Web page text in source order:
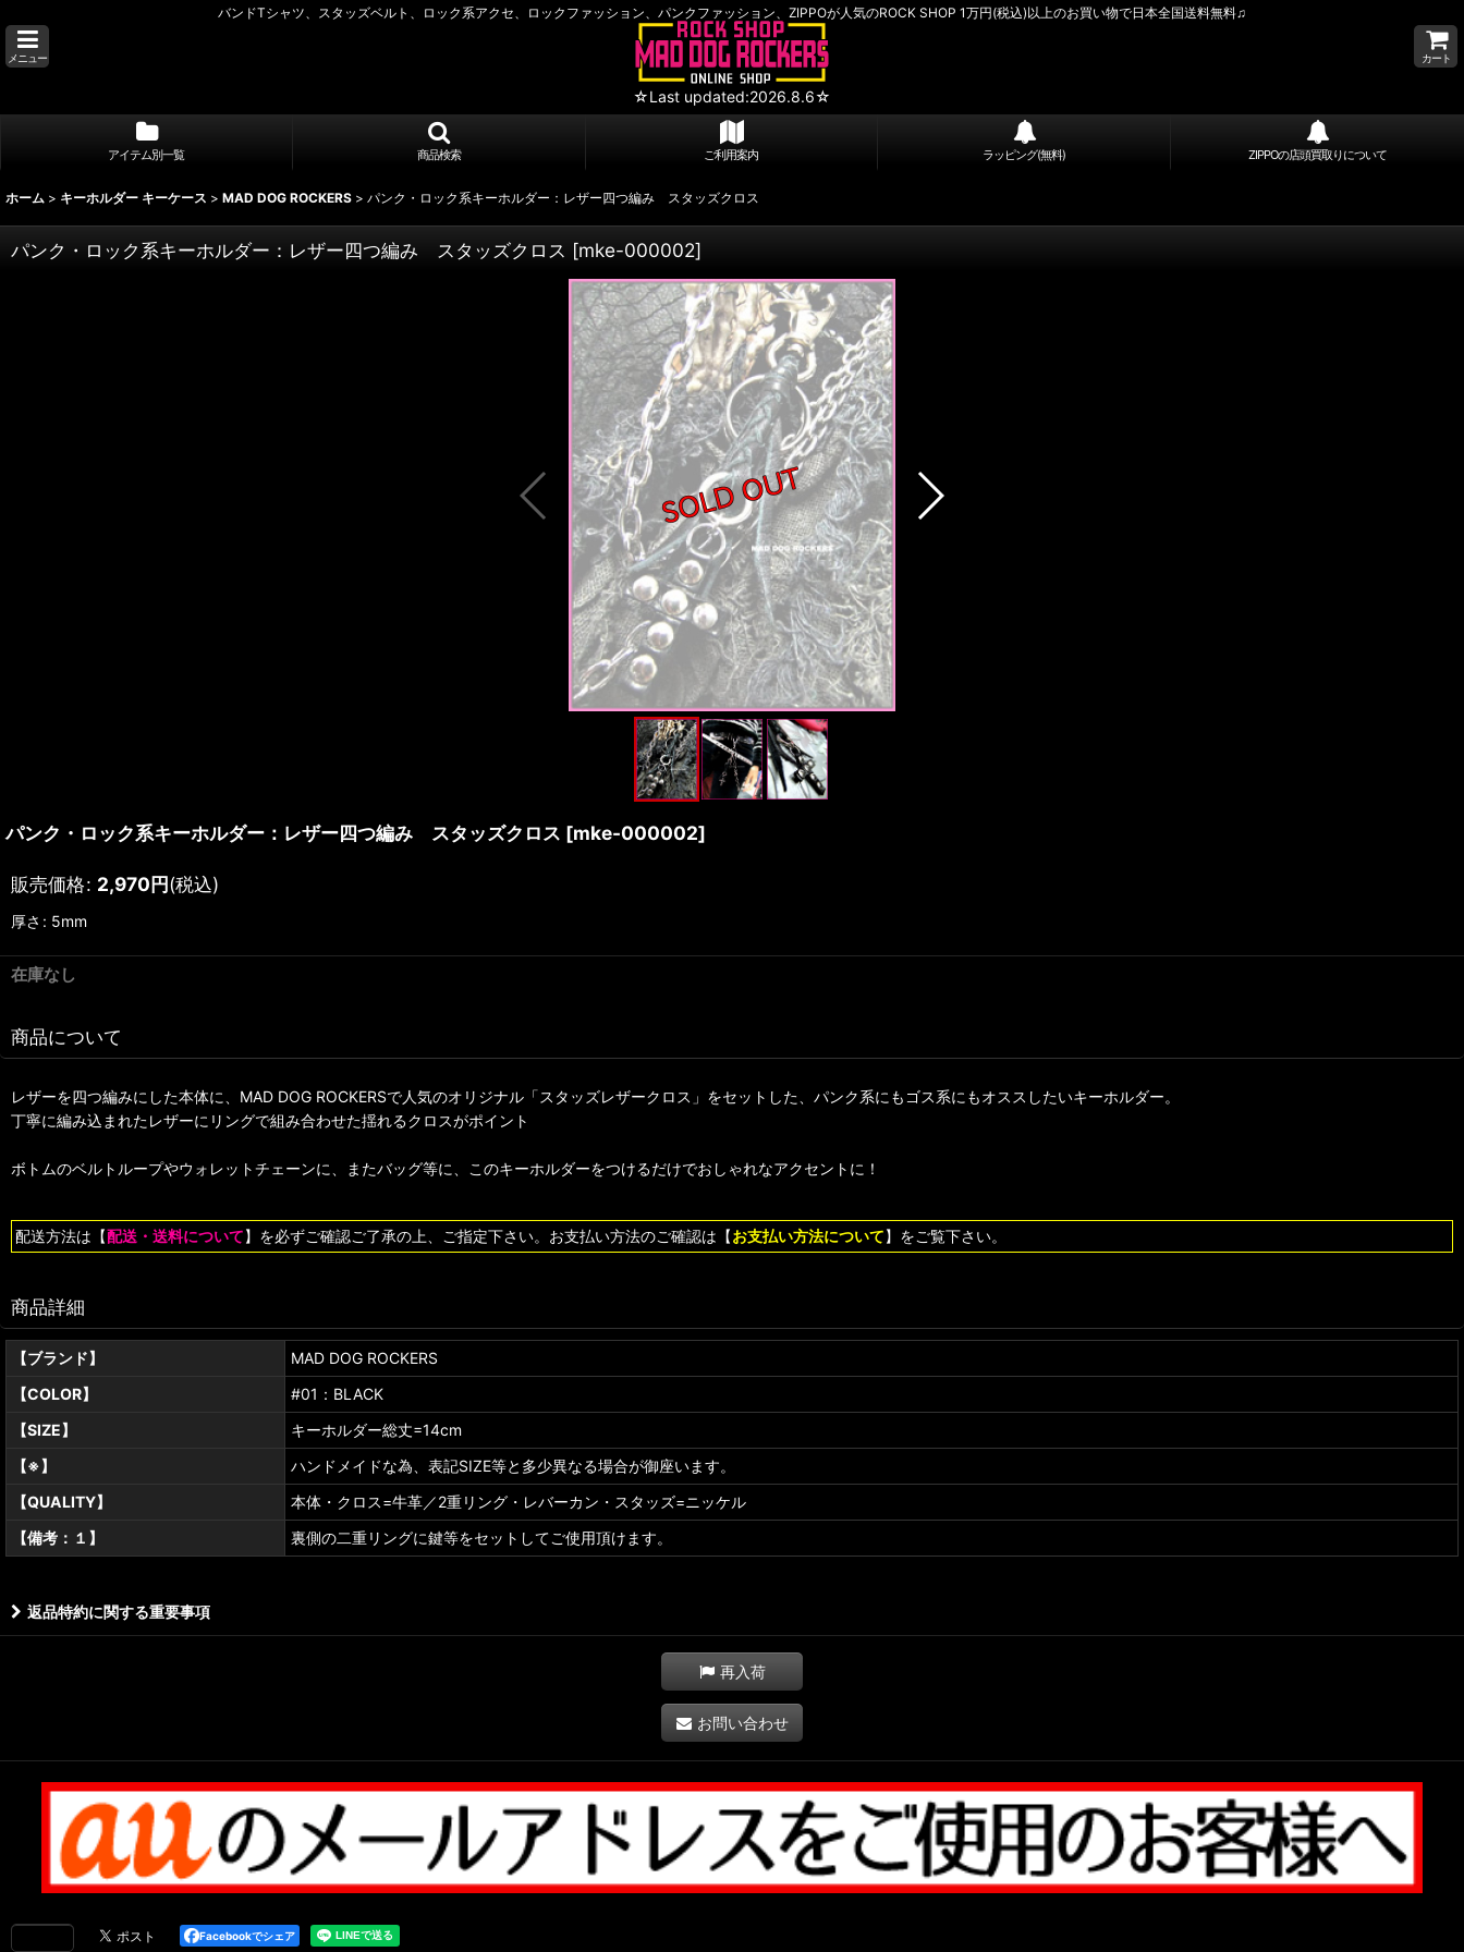
バンドTシャツ、スタッズベルト、ロック系アクセ、ロックファッション、パンクファッション、ZIPPOが人気のROCK SHOP 1万円(税込)以上のお買い物で日本全国送料無料♫
メニュー
☆Last updated:2026.8.6☆
カート
アイテム別一覧 商品検索 ご利用案内 ラッピング(無料) ZIPPOの店頭買取りについて
ホーム > キーホルダー キーケース > MAD DOG ROCKERS > パンク・ロック系キーホルダー：レザー四つ編み スタッズクロス
パンク・ロック系キーホルダー：レザー四つ編み スタッズクロス [mke-000002]
パンク・ロック系キーホルダー：レザー四つ編み スタッズクロス [mke-000002]
販売価格: 2,970円(税込)
厚さ : 5mm
在庫なし
商品について
レザーを四つ編みにした本体に、MAD DOG ROCKERSで人気のオリジナル「スタッズレザークロス」をセットした、パンク系にもゴス系にもオススしたいキーホルダー。
丁寧に編み込まれたレザーにリングで組み合わせた揺れるクロスがポイント
ボトムのベルトループやウォレットチェーンに、またバッグ等に、このキーホルダーをつけるだけでおしゃれなアクセントに！
配送方法は【配送・送料について】を必ずご確認ご了承の上、ご指定下さい。お支払い方法のご確認は【お支払い方法について】をご覧下さい。
商品詳細
【ブランド】
MAD DOG ROCKERS
【COLOR】
#01：BLACK
【SIZE】
キーホルダー総丈=14cm
【※】
ハンドメイドな為、表記SIZE等と多少異なる場合が御座います。
【QUALITY】
本体・クロス=牛革／2重リング・レバーカン・スタッズ=ニッケル
【備考：１】
裏側の二重リングに鍵等をセットしてご使用頂けます。
返品特約に関する重要事項
再入荷
お問い合わせ
Facebookでシェア